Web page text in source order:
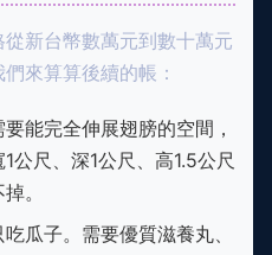
新台幣數萬元到數十萬元
來算算後續的帳：
能完全伸展翅膀的空間，
公尺、深1公尺、高1.5公尺
。
瓜子。需要優質滋養丸、